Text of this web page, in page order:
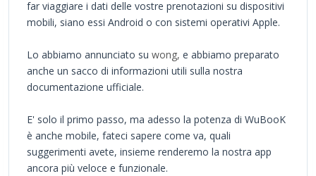
far viaggiare i dati delle vostre prenotazioni su dispositivi
mobili, siano essi Android o con sistemi operativi Apple.
Lo abbiamo annunciato su wong, e abbiamo preparato
anche un sacco di informazioni utili sulla nostra
documentazione ufficiale.
E' solo il primo passo, ma adesso la potenza di WuBooK
è anche mobile, fateci sapere come va, quali
suggerimenti avete, insieme renderemo la nostra app
ancora più veloce e funzionale.